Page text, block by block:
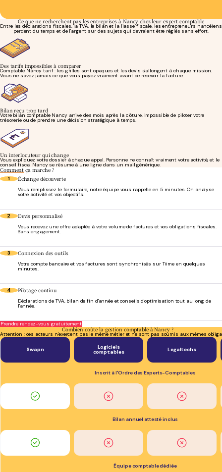
Ce que ne recherchent pas les entreprises à Nancy chez leur expert-comptable
Entre les déclarations fiscales, la TVA, le bilan et la liasse fiscale, les entrepreneurs nancéiens
perdent du temps et de l'argent sur des sujets qui devraient être réglés sans effort.
Des tarifs impossibles à comparer
Comptable Nancy tarif : les grilles sont opaques et les devis s'allongent à chaque mission.
Vous ne savez jamais ce que vous payez vraiment avant de recevoir la facture.
Bilan reçu trop tard
Votre bilan comptable Nancy arrive des mois après la clôture. Impossible de piloter votre
trésorerie ou de prendre une décision stratégique à temps.
Un interlocuteur qui change
Vous expliquez votre dossier à chaque appel. Personne ne connaît vraiment votre activité, et le
conseil fiscal Nancy se résume à une ligne dans un mail générique.
Comment ça marche ?
1 Échange découverte
Vous remplissez le formulaire, notre équipe vous rappelle en 5 minutes. On analyse
votre activité et vos objectifs.
2 Devis personnalisé
Vous recevez une offre adaptée à votre volume de factures et vos obligations fiscales.
Sans engagement.
3 Connexion des outils
Votre compte bancaire et vos factures sont synchronisés sur Tiime en quelques
minutes.
4 Pilotage continu
Déclarations de TVA, bilan de fin d'année et conseils d'optimisation tout au long de
l'année.
Prendre rendez-vous gratuitement
Combien coûte la gestion comptable à Nancy ?
Attention : ces acteurs n'exercent pas le même métier et ne sont pas soumis aux mêmes
Swapn Logiciels
comptables Legaltechs
Inscrit à l'Ordre des Experts-Comptables
Bilan annuel attesté inclus
Équipe comptable dédiée